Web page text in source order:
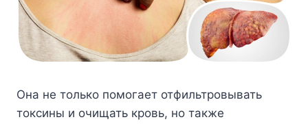
Она не только помогает отфильтровывать
токсины и очищать кровь, но также